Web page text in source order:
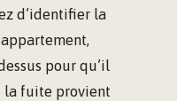
d’identifier la
pour qu’il
la fuite provient